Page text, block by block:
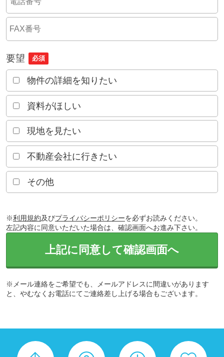
要望 必須
物件の詳細を知りたい
資料がほしい
現地を見たい
不動産会社に行きたい
その他
※利用規約及びプライバシーポリシーを必ずお読みください。
左記内容に同意いただいた場合は、確認画面へお進み下さい。
上記に同意して確認画面へ
※メール連絡をご希望でも、メールアドレスに間違いがあります
と、やむなくお電話にてご連絡差し上げる場合もございます。